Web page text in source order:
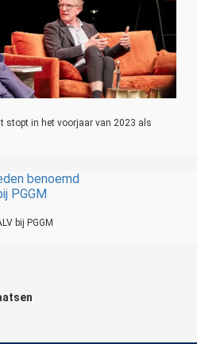
stopt in het voorjaar van 2023 als
bij PGGM